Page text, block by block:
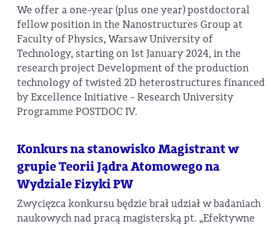
We offer a one-year (plus one year) postdoctoral
fellow position in the Nanostructures Group at
Faculty of Physics, Warsaw University of
Technology, starting on 1st January 2024, in the
research project Development of the production
technology of twisted 2D heterostructures financed
by Excellence Initiative – Research University
Programme POSTDOC IV.
Konkurs na stanowisko Magistrant w
grupie Teorii Jądra Atomowego na
Wydziale Fizyki PW
Zwycięzca konkursu będzie brał udział w badaniach
naukowych nad pracą magisterską pt. „Efektywne